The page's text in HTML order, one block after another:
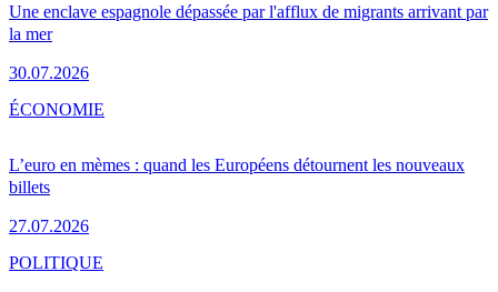
Une enclave espagnole dépassée par l'afflux de migrants arrivant par
la mer
30.07.2026
L’euro en mèmes : quand les Européens détournent les nouveaux
billets
27.07.2026
ÉCONOMIE
POLITIQUE